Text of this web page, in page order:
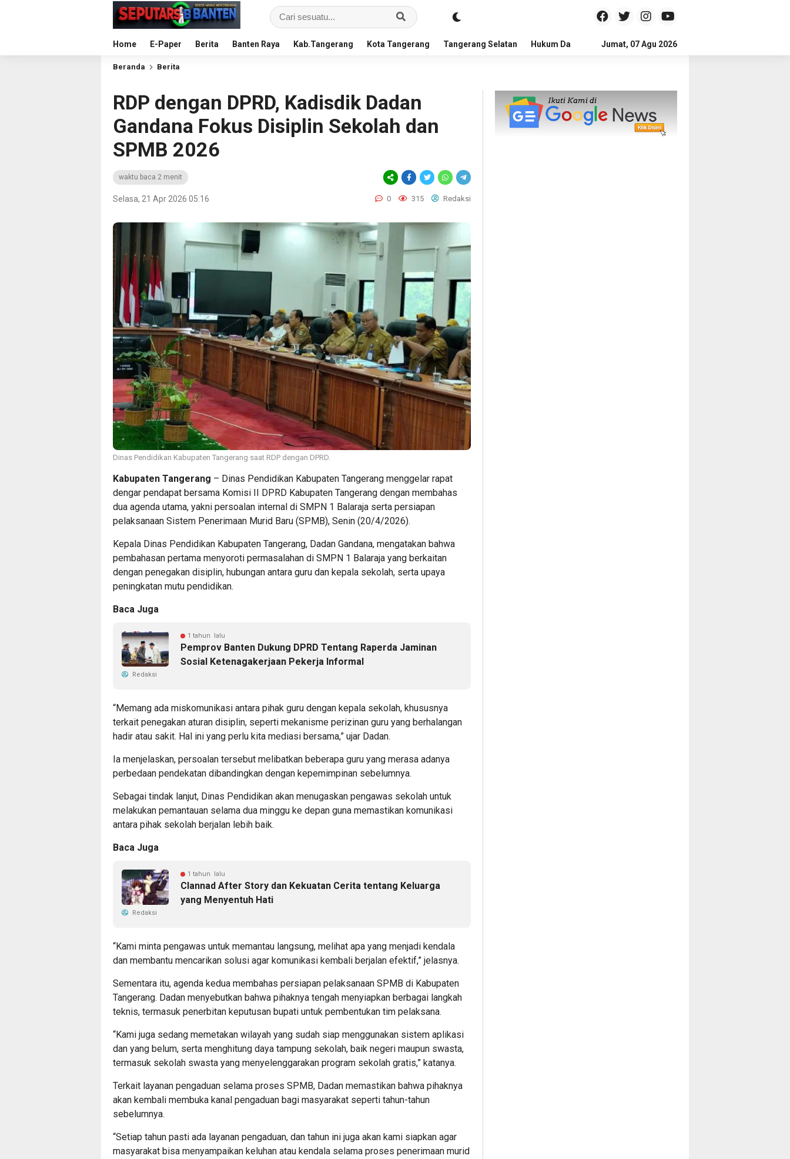
Home E-Paper Berita Banten Raya Kab.Tangerang Kota Tangerang Tangerang Selatan Hukum Dan Kriminal Politik Pendidikan
Jumat, 07 Agu 2026
Beranda Berita
RDP dengan DPRD, Kadisdik Dadan
Gandana Fokus Disiplin Sekolah dan
SPMB 2026
waktu baca 2 menit
Selasa, 21 Apr 2026 05:16 0 315 Redaksi
Dinas Pendidikan Kabupaten Tangerang saat RDP dengan DPRD.
Kabupaten Tangerang – Dinas Pendidikan Kabupaten Tangerang menggelar rapat
dengar pendapat bersama Komisi II DPRD Kabupaten Tangerang dengan membahas
dua agenda utama, yakni persoalan internal di SMPN 1 Balaraja serta persiapan
pelaksanaan Sistem Penerimaan Murid Baru (SPMB), Senin (20/4/2026).
Kepala Dinas Pendidikan Kabupaten Tangerang, Dadan Gandana, mengatakan bahwa
pembahasan pertama menyoroti permasalahan di SMPN 1 Balaraja yang berkaitan
dengan penegakan disiplin, hubungan antara guru dan kepala sekolah, serta upaya
peningkatan mutu pendidikan.
Baca Juga
1 tahun lalu
Pemprov Banten Dukung DPRD Tentang Raperda Jaminan
Sosial Ketenagakerjaan Pekerja Informal
Redaksi
“Memang ada miskomunikasi antara pihak guru dengan kepala sekolah, khususnya
terkait penegakan aturan disiplin, seperti mekanisme perizinan guru yang berhalangan
hadir atau sakit. Hal ini yang perlu kita mediasi bersama,” ujar Dadan.
Ia menjelaskan, persoalan tersebut melibatkan beberapa guru yang merasa adanya
perbedaan pendekatan dibandingkan dengan kepemimpinan sebelumnya.
Sebagai tindak lanjut, Dinas Pendidikan akan menugaskan pengawas sekolah untuk
melakukan pemantauan selama dua minggu ke depan guna memastikan komunikasi
antara pihak sekolah berjalan lebih baik.
Baca Juga
1 tahun lalu
Clannad After Story dan Kekuatan Cerita tentang Keluarga
yang Menyentuh Hati
Redaksi
“Kami minta pengawas untuk memantau langsung, melihat apa yang menjadi kendala
dan membantu mencarikan solusi agar komunikasi kembali berjalan efektif,” jelasnya.
Sementara itu, agenda kedua membahas persiapan pelaksanaan SPMB di Kabupaten
Tangerang. Dadan menyebutkan bahwa pihaknya tengah menyiapkan berbagai langkah
teknis, termasuk penerbitan keputusan bupati untuk pembentukan tim pelaksana.
“Kami juga sedang memetakan wilayah yang sudah siap menggunakan sistem aplikasi
dan yang belum, serta menghitung daya tampung sekolah, baik negeri maupun swasta,
termasuk sekolah swasta yang menyelenggarakan program sekolah gratis,” katanya.
Terkait layanan pengaduan selama proses SPMB, Dadan memastikan bahwa pihaknya
akan kembali membuka kanal pengaduan bagi masyarakat seperti tahun-tahun
sebelumnya.
“Setiap tahun pasti ada layanan pengaduan, dan tahun ini juga akan kami siapkan agar
masyarakat bisa menyampaikan keluhan atau kendala selama proses penerimaan murid